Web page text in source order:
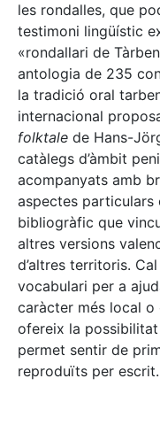
les rondalles, que
testimoni lingüístic
«rondallari de
antologia de 235
la tradició oral
internacional
folktale de Hans-
catàlegs d’àmbit
acompanyats amb
aspectes particulars
bibliogràfic que
altres versions
d’altres territoris.
vocabulari per a
caràcter més local o
ofereix la possibilitat
permet sentir de
reproduïts per escrit.